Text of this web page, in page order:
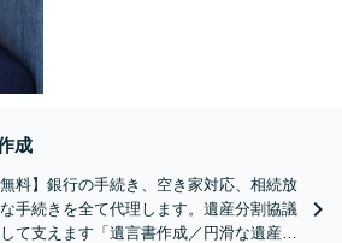
成
料】銀行の手続き、空き家対応、相続放
手続きを全て代理します。遺産分割協議
て支えます「遺言書作成／円滑な遺産分